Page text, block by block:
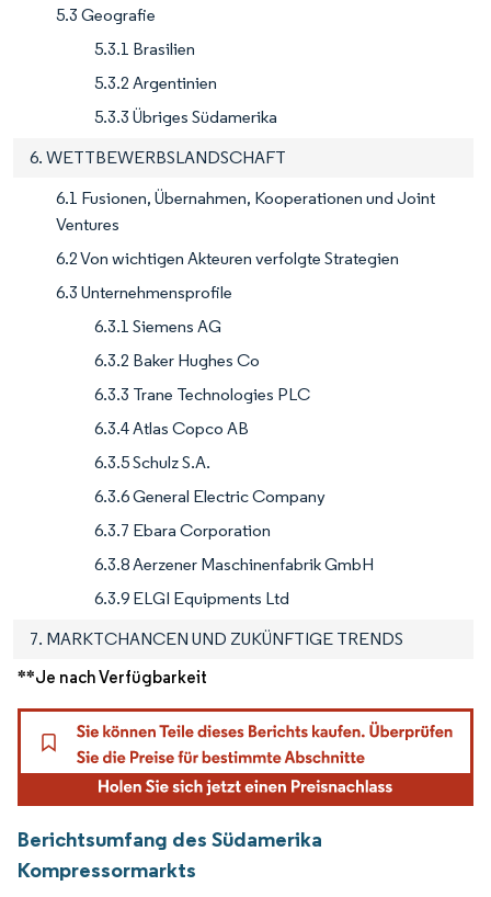
5.3 Geografie
5.3.1 Brasilien
5.3.2 Argentinien
5.3.3 Übriges Südamerika
6. WETTBEWERBSLANDSCHAFT
6.1 Fusionen, Übernahmen, Kooperationen und Joint
Ventures
6.2 Von wichtigen Akteuren verfolgte Strategien
6.3 Unternehmensprofile
6.3.1 Siemens AG
6.3.2 Baker Hughes Co
6.3.3 Trane Technologies PLC
6.3.4 Atlas Copco AB
6.3.5 Schulz S.A.
6.3.6 General Electric Company
6.3.7 Ebara Corporation
6.3.8 Aerzener Maschinenfabrik GmbH
6.3.9 ELGI Equipments Ltd
7. MARKTCHANCEN UND ZUKÜNFTIGE TRENDS
**Je nach Verfügbarkeit
Berichtsumfang des Südamerika
Kompressormarkts